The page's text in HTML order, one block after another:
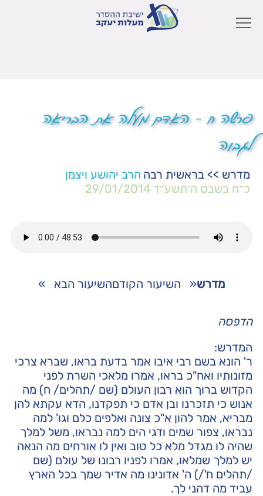
פרשה ח – האדם מעלה את הבריאה
לגבוה
מדרש >> בראשית רבה הרב יהושע ויצמן
כ״ח בשבט ה׳תשע״ד 29/01/2014
מדרש« השיעור הקודםהשיעור הבא »
הדפסה
המדרש:
ר' הונא בשם רבי איבו אמר בדעת בראו, שברא צרכי
מזונותיו ואח"כ בראו, אמרו מלאכי השרת לפני
הקדוש ברוך הוא רבון העולם (שם /תהלים/ ח) מה
אנוש כי תזכרנו ובן אדם כי תפקדנו, הדא עקתא להן
מבריא, אמר להון א"כ צונה ואלפים כלם וגו' למה
נבראו, צפור שמים ודגי הים למה נבראו, משל למלך
שהיה לו מגדל מלא כל טוב ואין לו אורחים מה הנאה
יש למלך שמלאו, אמרו לפניו רבונו של עולם (שם
/תהלים ח'/) ה' אדונינו מה אדיר שמך בכל הארץ
עביד מה דהני לך.